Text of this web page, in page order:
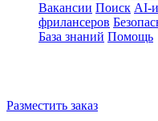
Вакансии Поиск AI-
фрилансеров
База знаний Помощь
Разместить заказ